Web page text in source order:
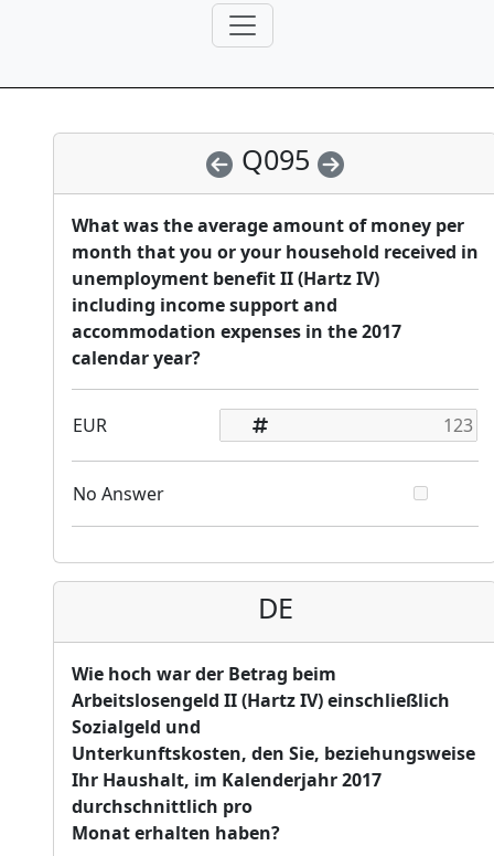
Q095
What was the average amount of money per
month that you or your household received in
unemployment benefit II (Hartz IV)
including income support and
accommodation expenses in the 2017
calendar year?
EUR
No Answer
DE
Wie hoch war der Betrag beim
Arbeitslosengeld II (Hartz IV) einschließlich
Sozialgeld und
Unterkunftskosten, den Sie, beziehungsweise
Ihr Haushalt, im Kalenderjahr 2017
durchschnittlich pro
Monat erhalten haben?